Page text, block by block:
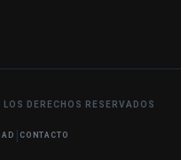
DERECHOS RESERVADOS
| CONTACTO